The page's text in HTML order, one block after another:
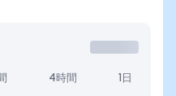
4時間 1日